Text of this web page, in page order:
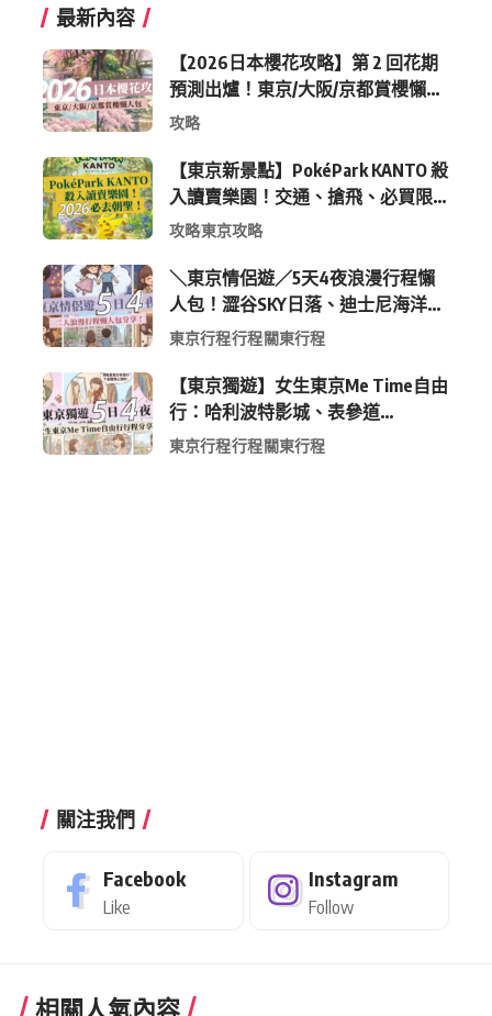
最新內容
【2026日本櫻花攻略】第 2 回花期
預測出爐！東京/大阪/京都賞櫻懶人
包 (附最新時間表)
攻略
【東京新景點】PokéPark KANTO 殺
入讀賣樂園！交通、搶飛、必買限
定周邊全攻略
攻略東京攻略
＼東京情侶遊／5天4夜浪漫行程懶
人包！澀谷SKY日落、迪士尼海洋、
中目黑高質感咖啡廳全收錄
東京行程行程關東行程
【東京獨遊】女生東京Me Time自由
行：哈利波特影城、表參道
Shopping 與下北澤尋寶5日4夜慢活
東京行程行程關東行程
關注我們
Facebook
Like
Instagram
Follow
相關人氣內容